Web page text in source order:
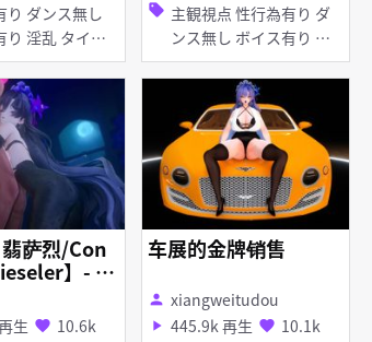
無し
タイ
キング ピア
お漏
吹き
sell 主観視点 性行為有り ダ
ンス無し ボイス有り ア
ヘ顔
翡萨烈/Con
】- 离
堕坎特蕾拉
生 favorite 10.6k
车展的金牌销售
person xiangweitudou
play_arrow 445.9k 再生 favorite 10.1k